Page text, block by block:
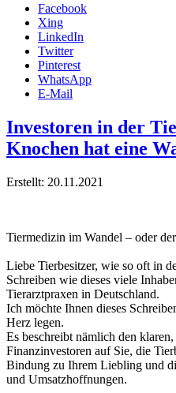
Facebook
Xing
LinkedIn
Twitter
Pinterest
WhatsApp
E-Mail
Investoren in der
Knochen hat eine
Erstellt: 20.11.2021
Tiermedizin im Wandel – oder
Liebe Tierbesitzer, wie so oft in
Schreiben wie dieses viele
Tierarztpraxen in Deutschland.
Ich möchte Ihnen dieses
Herz legen.
Es beschreibt nämlich den
Finanzinvestoren auf Sie, die
Bindung zu Ihrem Liebling und
und Umsatzhoffnungen.